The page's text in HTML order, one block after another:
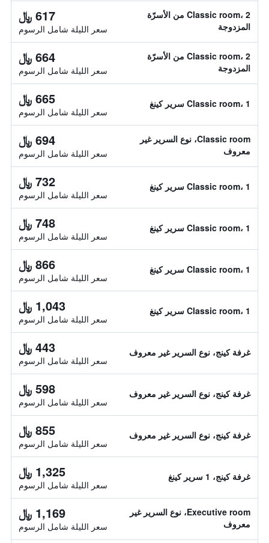
Classic room، 2 من الأسرّة
المزدوجة
617 ﷼
سعر الليلة شامل الرسوم
Classic room، 2 من الأسرّة
المزدوجة
664 ﷼
سعر الليلة شامل الرسوم
Classic room، 1 سرير كينغ 665 ﷼
سعر الليلة شامل الرسوم
Classic room، نوع السرير غير
معروف
694 ﷼
سعر الليلة شامل الرسوم
Classic room، 1 سرير كينغ 732 ﷼
سعر الليلة شامل الرسوم
Classic room، 1 سرير كينغ 748 ﷼
سعر الليلة شامل الرسوم
Classic room، 1 سرير كينغ 866 ﷼
سعر الليلة شامل الرسوم
Classic room، 1 سرير كينغ 1,043 ﷼
سعر الليلة شامل الرسوم
غرفة كينج، نوع السرير غير معروف 443 ﷼
سعر الليلة شامل الرسوم
غرفة كينج، نوع السرير غير معروف 598 ﷼
سعر الليلة شامل الرسوم
غرفة كينج، نوع السرير غير معروف 855 ﷼
سعر الليلة شامل الرسوم
غرفة كينج، 1 سرير كينغ 1,325 ﷼
سعر الليلة شامل الرسوم
Executive room، نوع السرير غير
معروف
1,169 ﷼
سعر الليلة شامل الرسوم